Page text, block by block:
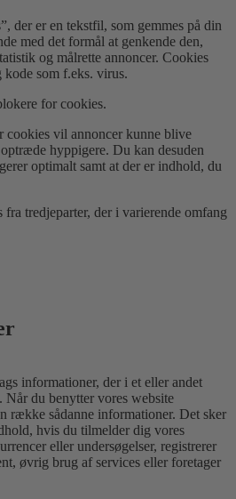
der er en tekstfil, som gemmes på din
med det formål at genkende den,
og målrette annoncer. Cookies
som f.eks. virus.
for cookies.
cookies vil annoncer kunne blive
hyppigere. Du kan desuden
optimalt samt at der er indhold, du
tredjeparter, der i varierende omfang
informationer, der i et eller andet
du benytter vores website
række sådanne informationer. Det sker
hvis du tilmelder dig vores
eller undersøgelser, registrerer
øvrig brug af services eller foretager